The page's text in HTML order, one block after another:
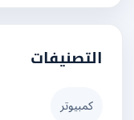
التصنيفات
كمبيوتر